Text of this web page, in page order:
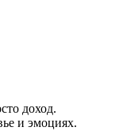
доход.
и эмоциях.